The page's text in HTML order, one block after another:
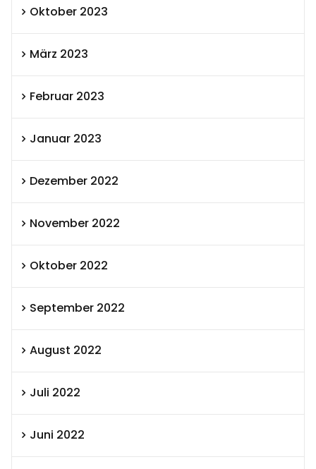
Oktober 2023
März 2023
Februar 2023
Januar 2023
Dezember 2022
November 2022
Oktober 2022
September 2022
August 2022
Juli 2022
Juni 2022